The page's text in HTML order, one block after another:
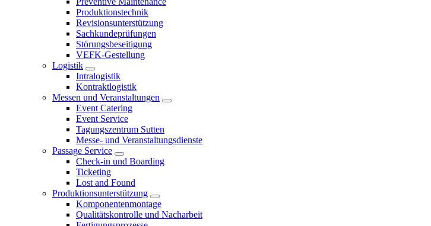
Produktionstechnik
Revisionsunterstützung
Sachkundeprüfungen
Störungsbeseitigung
VEFK-Gestellung
Logistik
Intralogistik
Kontraktlogistik
Messen und Veranstaltungen
Event Catering
Event Service
Tagungszentrum Sutten
Messe- und Veranstaltungsdienste
Passage Service
Check-in und Boarding
Ticketing
Lost and Found
Produktionsunterstützung
Komponentenmontage
Qualitätskontrolle und Nacharbeit